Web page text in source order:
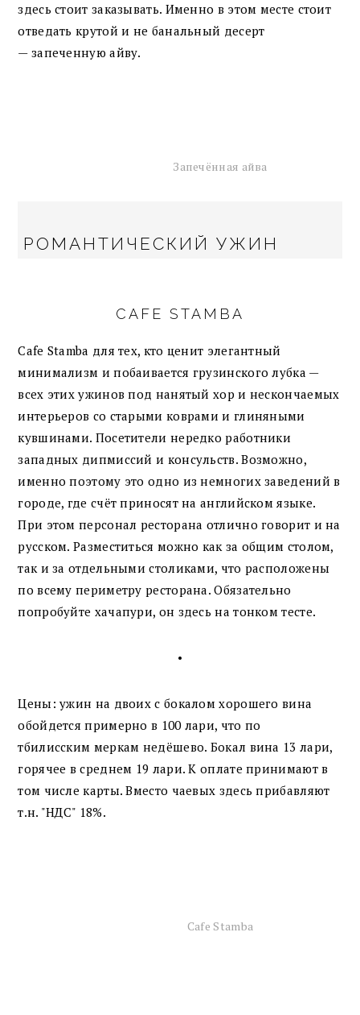
здесь стоит заказывать. Именно в этом месте стоит
отведать крутой и не банальный десерт
— запеченную айву.
Запечённая айва
РОМАНТИЧЕСКИЙ УЖИН
CAFE STAMBA
Cafe Stamba для тех, кто ценит элегантный
минимализм и побаивается грузинского лубка —
всех этих ужинов под нанятый хор и нескончаемых
интерьеров со старыми коврами и глиняными
кувшинами. Посетители нередко работники
западных дипмиссий и консульств. Возможно,
именно поэтому это одно из немногих заведений в
городе, где счёт приносят на английском языке.
При этом персонал ресторана отлично говорит и на
русском. Разместиться можно как за общим столом,
так и за отдельными столиками, что расположены
по всему периметру ресторана. Обязательно
попробуйте хачапури, он здесь на тонком тесте.
•
Цены: ужин на двоих с бокалом хорошего вина
обойдется примерно в 100 лари, что по
тбилисским меркам недёшево. Бокал вина 13 лари,
горячее в среднем 19 лари. К оплате принимают в
том числе карты. Вместо чаевых здесь прибавляют
т.н. "НДС" 18%.
Cafe Stamba